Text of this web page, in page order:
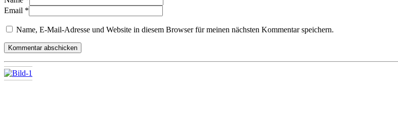
Email *
Name, E-Mail-Adresse und Website in diesem Browser für meinen nächsten Kommentar speichern.